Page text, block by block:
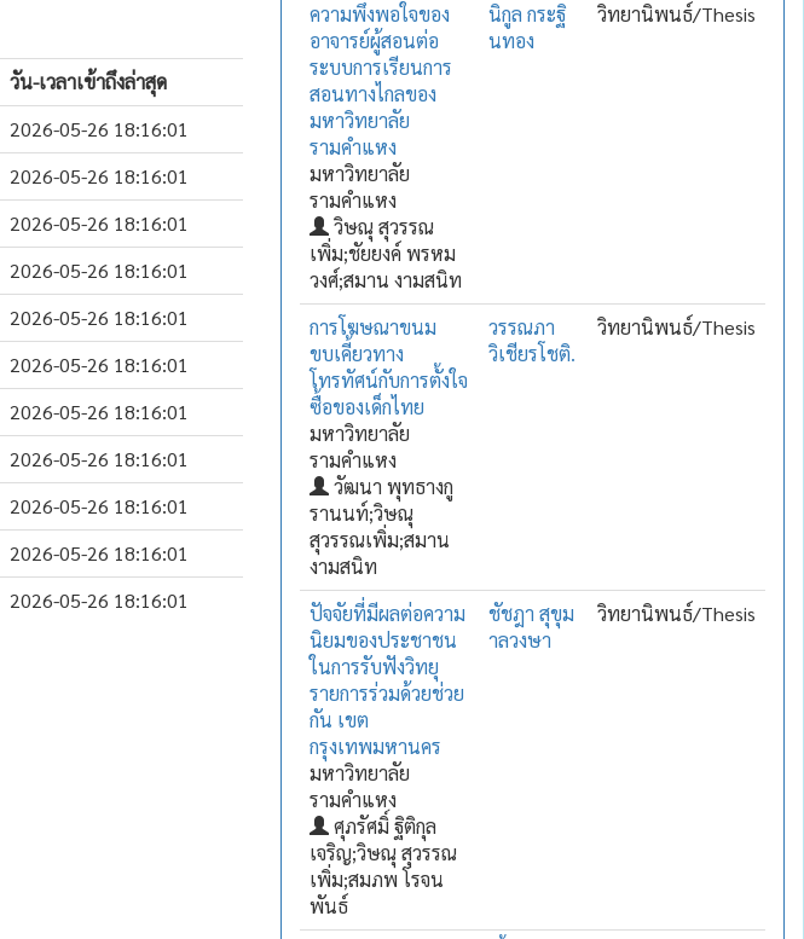
วัน-เวลาเข้าถึงล่าสุด
2026-05-26 18:16:01
2026-05-26 18:16:01
2026-05-26 18:16:01
2026-05-26 18:16:01
2026-05-26 18:16:01
2026-05-26 18:16:01
2026-05-26 18:16:01
2026-05-26 18:16:01
2026-05-26 18:16:01
2026-05-26 18:16:01
2026-05-26 18:16:01
ความพึงพอใจของ
อาจารย์ผู้สอนต่อ
ระบบการเรียนการ
สอนทางไกลของ
มหาวิทยาลัย
รามคำแหง
มหาวิทยาลัย
รามคำแหง
วิษณุ สุวรรณ
เพิ่ม;ชัยยงค์ พรหม
วงศ์;สมาน งามสนิท
นิกูล กระฐิ
นทอง
วิทยานิพนธ์/Thesis
การโฆษณาขนม
ขบเคี้ยวทาง
โทรทัศน์กับการตั้งใจ
ซื้อของเด็กไทย
มหาวิทยาลัย
รามคำแหง
วัฒนา พุทธางกู
รานนท์;วิษณุ
สุวรรณเพิ่ม;สมาน
งามสนิท
วรรณภา
วิเชียรโชติ.
วิทยานิพนธ์/Thesis
ปัจจัยที่มีผลต่อความ
นิยมของประชาชน
ในการรับฟังวิทยุ
รายการร่วมด้วยช่วย
กัน เขต
กรุงเทพมหานคร
มหาวิทยาลัย
รามคำแหง
ศุภรัศมิ์ ฐิติกุล
เจริญ;วิษณุ สุวรรณ
เพิ่ม;สมภพ โรจน
พันธ์
ชัชฎา สุขุม
าลวงษา
วิทยานิพนธ์/Thesis